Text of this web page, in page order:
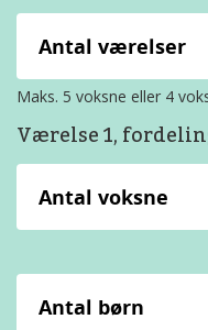
Antal værelser
Maks. 5 voksne eller 4
Værelse 1,
Antal voksne
Antal børn